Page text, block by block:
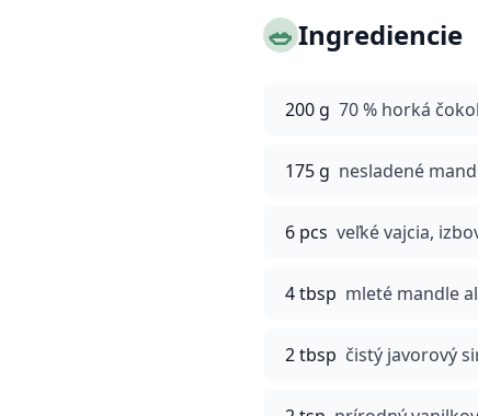
🥗Ingrediencie
200 g 70 % horká
175 g nesladené
6 pcs veľké vajcia,
4 tbsp mleté mandle
2 tbsp čistý javorový